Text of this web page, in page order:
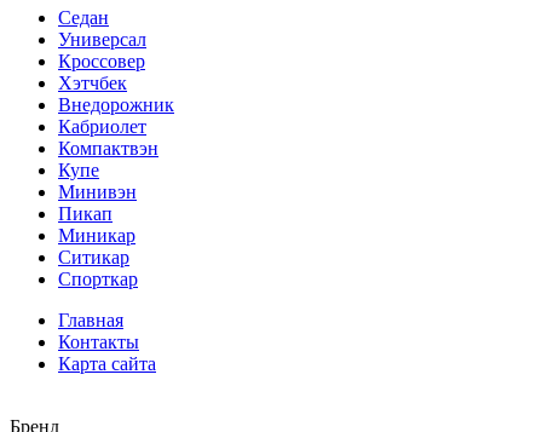
Седан
Универсал
Кроссовер
Хэтчбек
Внедорожник
Кабриолет
Компактвэн
Купе
Минивэн
Пикап
Миникар
Ситикар
Спорткар
Главная
Контакты
Карта сайта
Бренд